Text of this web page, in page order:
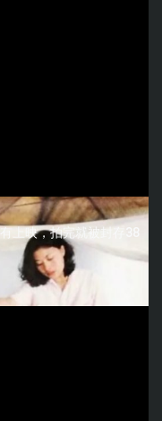
上映，拍完就被封存38